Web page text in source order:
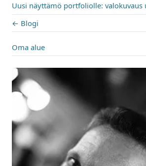
Uusi näyttämö portfoliolle: valokuvaus
← Blogi
Oma alue